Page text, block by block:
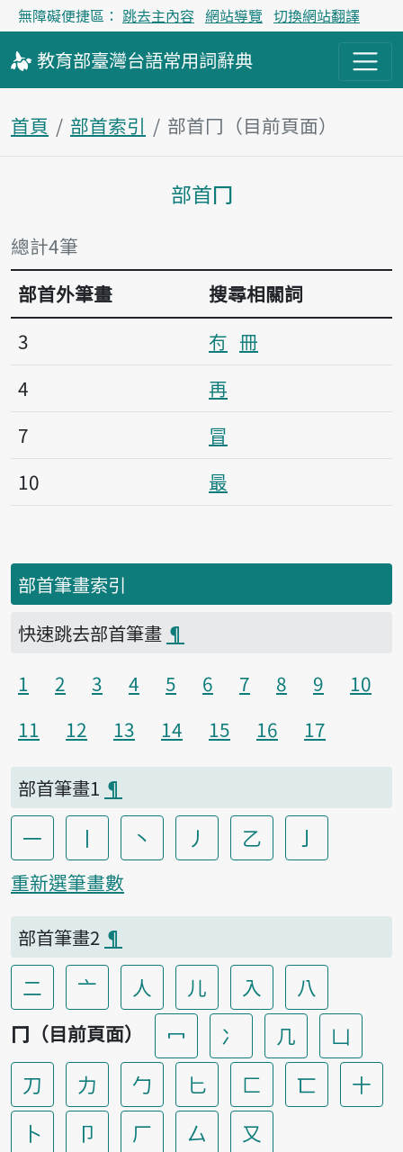
無障礙便捷區： 跳去主內容 網站導覽 切換網站翻譯
教育部臺灣台語常用詞辭典
首頁 部首索引 部首冂（目前頁面）
主內容區塊
部首冂
總計4筆
部首外筆畫
搜尋相關詞
3
𠕇 冊
4
再
7
冒
10
最
部首筆畫索引
快速跳去部首筆畫 ¶
1
2 3 4 5 6 7 8 9
10
11
12 13 14 15 16 17
部首筆畫1 ¶
一 丨 丶 丿 乙 亅
重新選筆畫數
部首筆畫2 ¶
二 亠 人 儿 入 八
冂（目前頁面） 冖 冫 几
凵
刀
力 勹 匕 匚 匸
十
卜
卩 厂 厶 又